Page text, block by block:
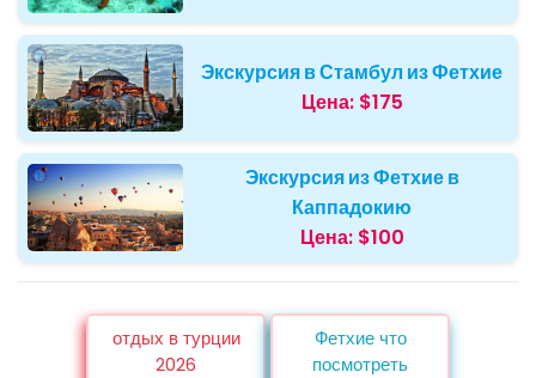
Экскурсия в Стамбул из Фетхие
Цена: $175
Экскурсия из Фетхие в
Каппадокию
Цена: $100
отдых в турции
2026
Фетхие что
посмотреть